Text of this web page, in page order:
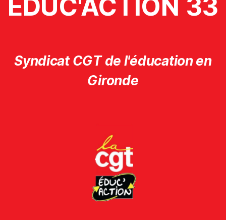
ÉDUC'ACTION 33
Syndicat CGT de l'éducation en
Gironde